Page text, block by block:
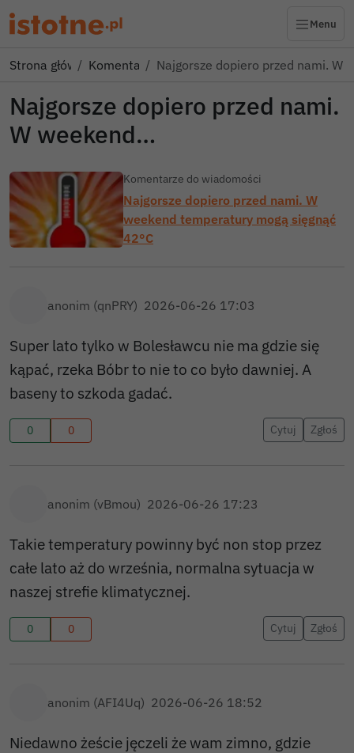
Menu
Strona głównaKomentarzeNajgorsze dopiero przed nami. W
Najgorsze dopiero przed nami.
W weekend…
Komentarze do wiadomości
Najgorsze dopiero przed nami. W
weekend temperatury mogą sięgnąć
42°C
anonim (qnPRY) 2026-06-26 17:03
Super lato tylko w Bolesławcu nie ma gdzie się
kąpać, rzeka Bóbr to nie to co było dawniej. A
baseny to szkoda gadać.
0 0 Cytuj Zgłoś
anonim (vBmou) 2026-06-26 17:23
Takie temperatury powinny być non stop przez
całe lato aż do września, normalna sytuacja w
naszej strefie klimatycznej.
0 0 Cytuj Zgłoś
anonim (AFI4Uq) 2026-06-26 18:52
Niedawno żeście jęczeli że wam zimno, gdzie